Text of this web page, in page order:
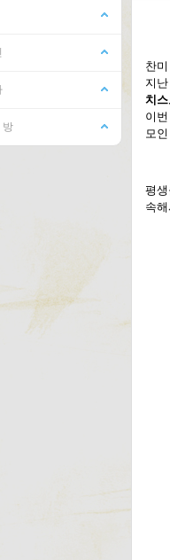
방
찬
지
치
이
모
평
속